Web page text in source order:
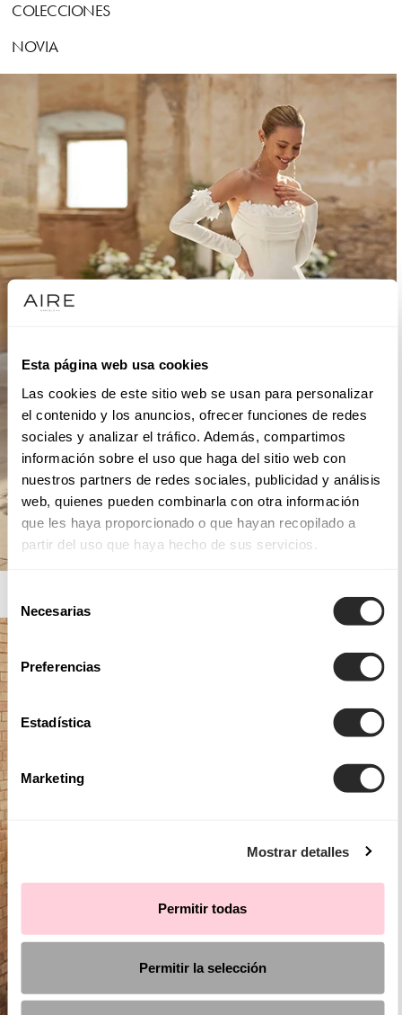
Esta página web usa cookies
Las cookies de este sitio web se usan para personalizar
el contenido y los anuncios, ofrecer funciones de redes
sociales y analizar el tráfico. Además, compartimos
información sobre el uso que haga del sitio web con
nuestros partners de redes sociales, publicidad y análisis
web, quienes pueden combinarla con otra información
que les haya proporcionado o que hayan recopilado a
partir del uso que haya hecho de sus servicios.
de
consentimiento
Necesarias
Preferencias
Estadística
Marketing
Mostrar detalles
Permitir todas
Permitir la selección
COLECCIONES
NOVIA